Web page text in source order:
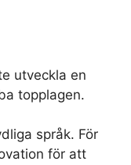
utveckla en
topplagen.
språk. För
för att